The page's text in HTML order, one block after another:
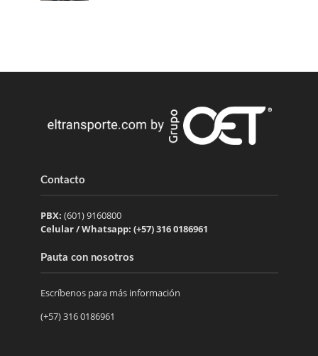
Contacto
PBX: (601) 9160800
Celular / Whatsapp: (+57) 316 0186961
Pauta con nosotros
Escríbenos para más información
(+57) 316 0186961